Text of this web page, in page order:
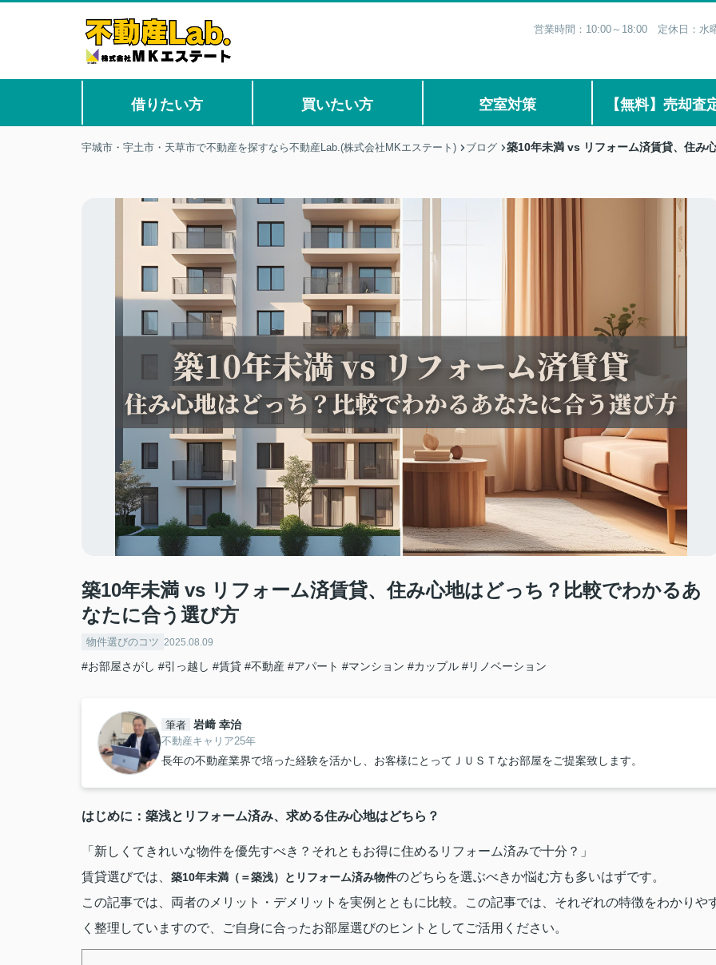
営業時間：10:00～18:00 定休日：水
借りたい方 買いたい方 空室対策 【無料】売却査
宇城市・宇土市・天草市で不動産を探すなら不動産Lab.(株式会社MKエステート) ブログ 築10年未満 vs リフォーム済賃貸、住み
築10年未満 vs リフォーム済賃貸、住み心地はどっち？比較でわかるあ
なたに合う選び方
物件選びのコツ 2025.08.09
#お部屋さがし #引っ越し #賃貸 #不動産 #アパート #マンション #カップル #リノベーション
筆者 岩﨑 幸治
不動産キャリア25年
長年の不動産業界で培った経験を活かし、お客様にとってＪＵＳＴなお部屋をご提案致します。
はじめに：築浅とリフォーム済み、求める住み心地はどちら？
「新しくてきれいな物件を優先すべき？それともお得に住めるリフォーム済みで十分？」
賃貸選びでは、 築10年未満（＝築浅） と リフォーム済み物件のどちらを選ぶべきか悩む方も多いはずです。
この記事では、両者のメリット・デメリットを実例とともに比較。
この記事では、それぞれの特徴をわかりや
く整理していますので、ご自身に合ったお部屋選びのヒントとしてご活用ください。